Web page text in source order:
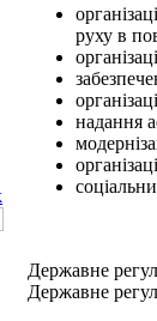
руху в
надання
Державне
Державне